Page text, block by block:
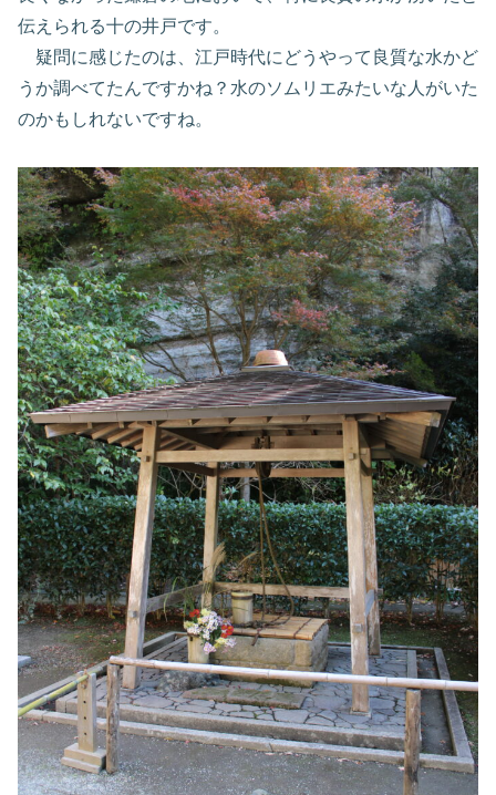
伝えられる十の井戸です。
疑問に感じたのは、江戸時代にどうやって良質な水かど
うか調べてたんですかね？水のソムリエみたいな人がいた
のかもしれないですね。